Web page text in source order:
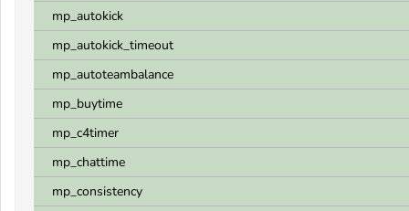
mp_autokick
mp_autokick_timeout
mp_autoteambalance
mp_buytime
mp_c4timer
mp_chattime
mp_consistency